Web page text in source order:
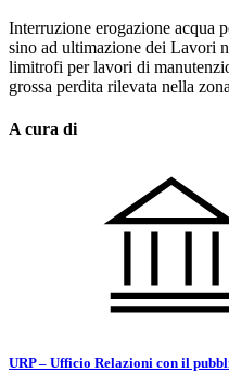
Interruzione erogazione acqua
sino ad ultimazione dei Lavori
limitrofi per lavori di
grossa perdita rilevata nella zona
A cura di
URP – Ufficio Relazioni con il